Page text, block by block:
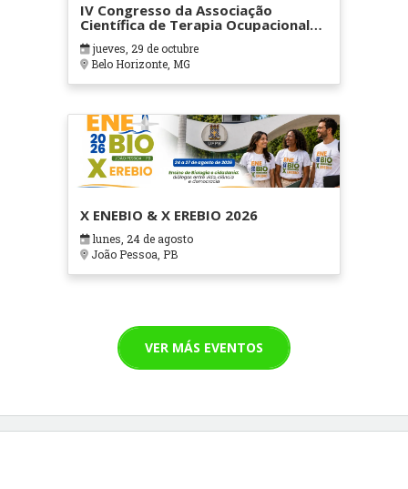
IV Congresso da Associação
Científica de Terapia Ocupacional
em Contextos Hospitalares e
Cuidados Paliativos - ATOHOSP
jueves, 29 de octubre
Belo Horizonte, MG
X ENEBIO & X EREBIO 2026
lunes, 24 de agosto
João Pessoa, PB
VER MÁS EVENTOS